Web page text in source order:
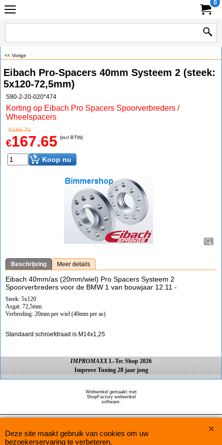
0
<< Vorige
Eibach Pro-Spacers 40mm Systeem 2 (steek:
5x120-72,5mm)
S90-2-20-020*474
Korting op Eibach Pro Spacers Spoorverbreders /
Wheelspacers
€186.70
€167.65 (incl BTW)
Koop nu
Beschrijving Meer details
Eibach 40mm/as (20mm/wiel) Pro Spacers Systeem 2
Spoorverbreders voor de BMW 1 van bouwjaar 12.11 -
Steek: 5x120
Asgat: 72,5mm
Verbreding: 20mm per wiel (40mm per as)
Standaard schroefdraad is M14x1,25
IMPROMAXX L-Tec Shop 2026
Improve Tuning 28 jaar jong
Webwinkel gemaakt met
ShopFactory webwinkel
software.
Deze site maakt gebruik van cookies om uw
bezoekerservaring te verbeteren.